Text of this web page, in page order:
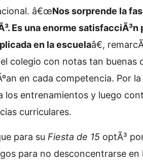
â€œNos sorprende la
Es una enorme satisfacciÃ³n
en la escuelaâ€,
colegio con notas tan buenas
en cada competencia. Por
los entrenamientos y luego
curriculares.
para su Fiesta de 15 optÃ³
para no desconcentrarse en